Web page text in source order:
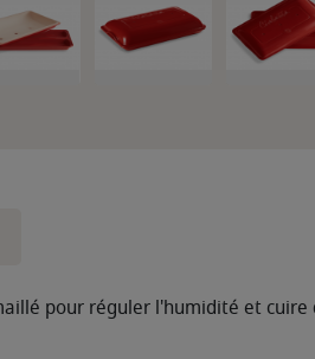
pour réguler l'humidité et